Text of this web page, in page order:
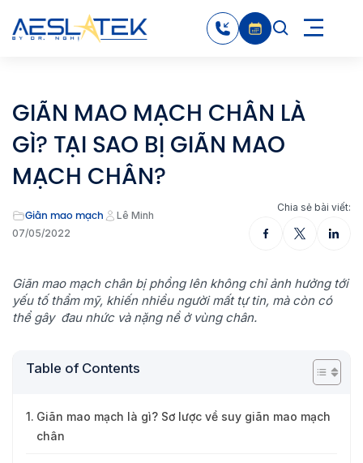
GIÃN MAO MẠCH CHÂN LÀ
GÌ? TẠI SAO BỊ GIÃN MAO
MẠCH CHÂN?
Giãn mao mạch
Lê Minh
07/05/2022
Chia sẻ bài viết:
Giãn mao mạch chân bị phồng lên không chỉ ảnh hưởng tới
yếu tố thẩm mỹ, khiến nhiều người mất tự tin, mà còn có
thể gây đau nhức và nặng nề ở vùng chân.
Table of Contents
Giãn mao mạch là gì? Sơ lược về suy giãn mao mạch
chân